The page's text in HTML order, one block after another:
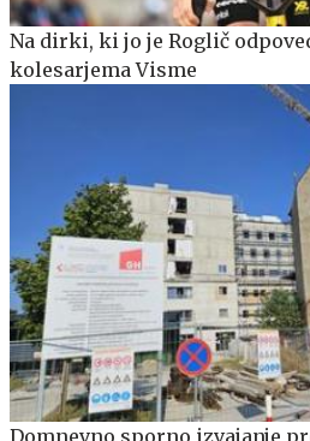
Na dirki, ki jo je Roglič
kolesarjema Visme
Domnevno sporno izvajanje